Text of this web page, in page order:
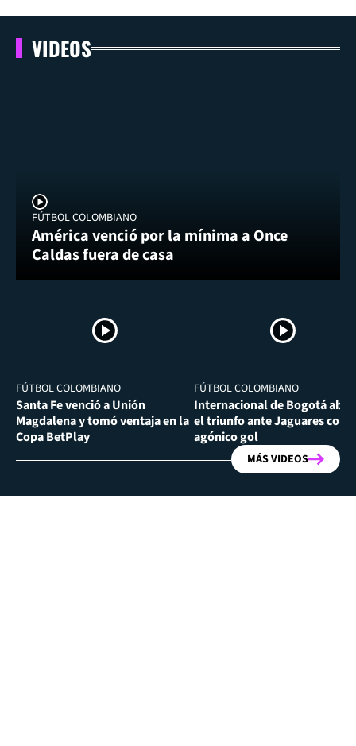
VIDEOS
FÚTBOL COLOMBIANO
América venció por la mínima a Once
Caldas fuera de casa
FÚTBOL COLOMBIANO
Santa Fe venció a Unión
Magdalena y tomó ventaja en la
Copa BetPlay
FÚTBOL COLOMBIANO
Internacional de Bogotá
el triunfo ante Jaguares con
agónico gol
MÁS VIDEOS